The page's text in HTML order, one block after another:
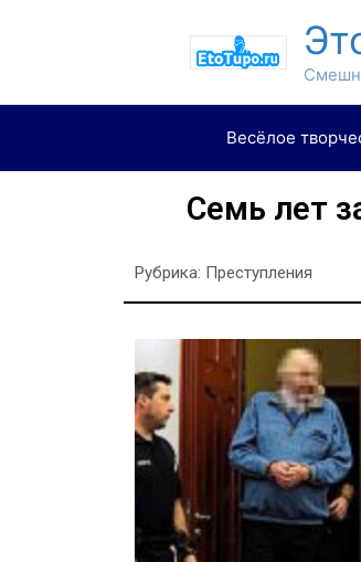
Весёлое
Семь лет
Рубрика: Преступления